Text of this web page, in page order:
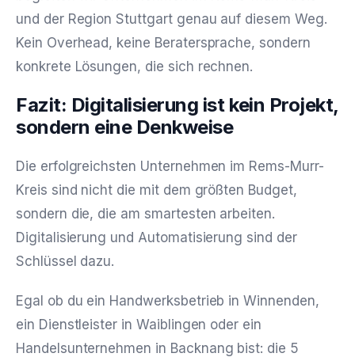
und der Region Stuttgart genau auf diesem Weg.
Kein Overhead, keine Beratersprache, sondern
konkrete Lösungen, die sich rechnen.
Fazit: Digitalisierung ist kein Projekt,
sondern eine Denkweise
Die erfolgreichsten Unternehmen im Rems-Murr-
Kreis sind nicht die mit dem größten Budget,
sondern die, die am smartesten arbeiten.
Digitalisierung und Automatisierung sind der
Schlüssel dazu.
Egal ob du ein Handwerksbetrieb in Winnenden,
ein Dienstleister in Waiblingen oder ein
Handelsunternehmen in Backnang bist: die 5